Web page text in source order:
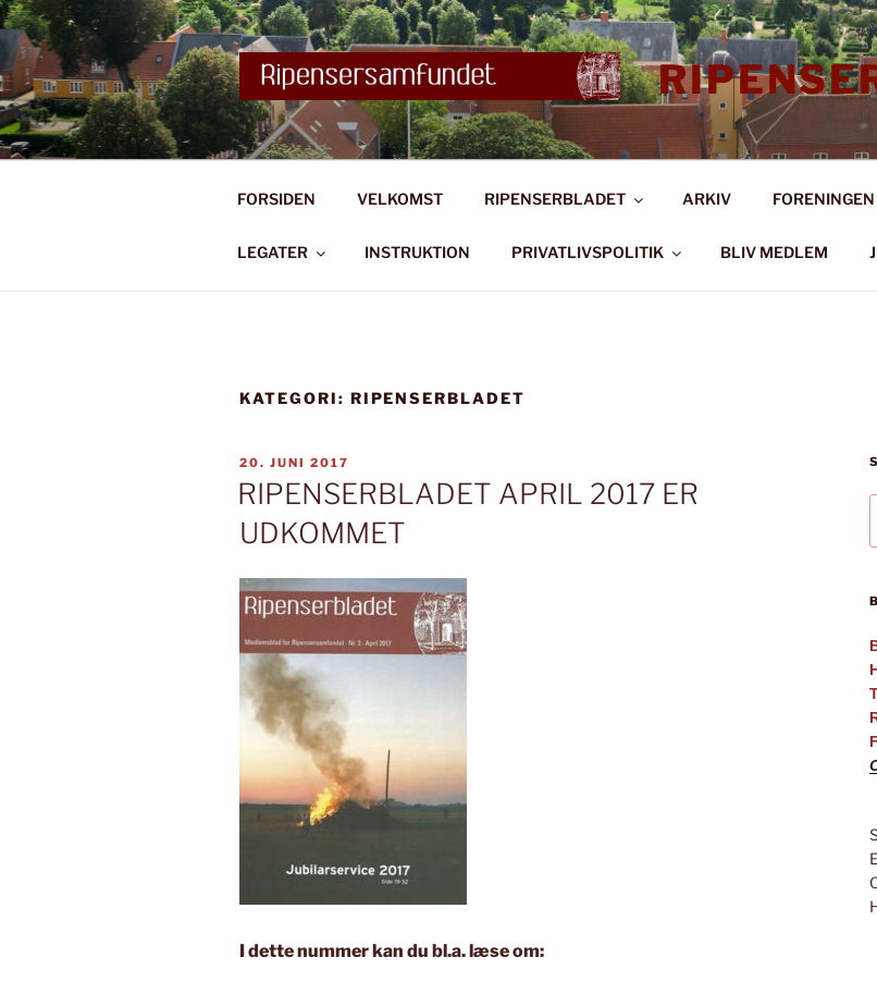
Videre
til
indhold
FORSIDEN VELKOMST RIPENSERBLADET ARKIV FORENINGEN
LEGATER INSTRUKTION PRIVATLIVSPOLITIK BLIV MEDLEM
KATEGORI: RIPENSERBLADET
UDGIVET
DEN
20. JUNI 2017
RIPENSERBLADET APRIL 2017 ER
UDKOMMET
I dette nummer kan du bl.a. læse om: